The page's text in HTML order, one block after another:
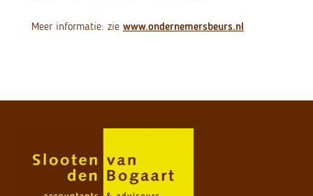
Meer informatie: zie www.ondernemersbeurs.nl